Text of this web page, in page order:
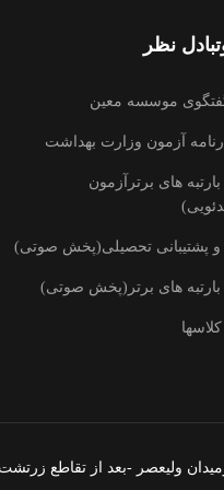
نظر
موسسه معین
آزمون وزارت بهداشت
های برترآزمون
و پشتیبانی تحصیلی(پخش صوتی)
های برتر(پخش صوتی)